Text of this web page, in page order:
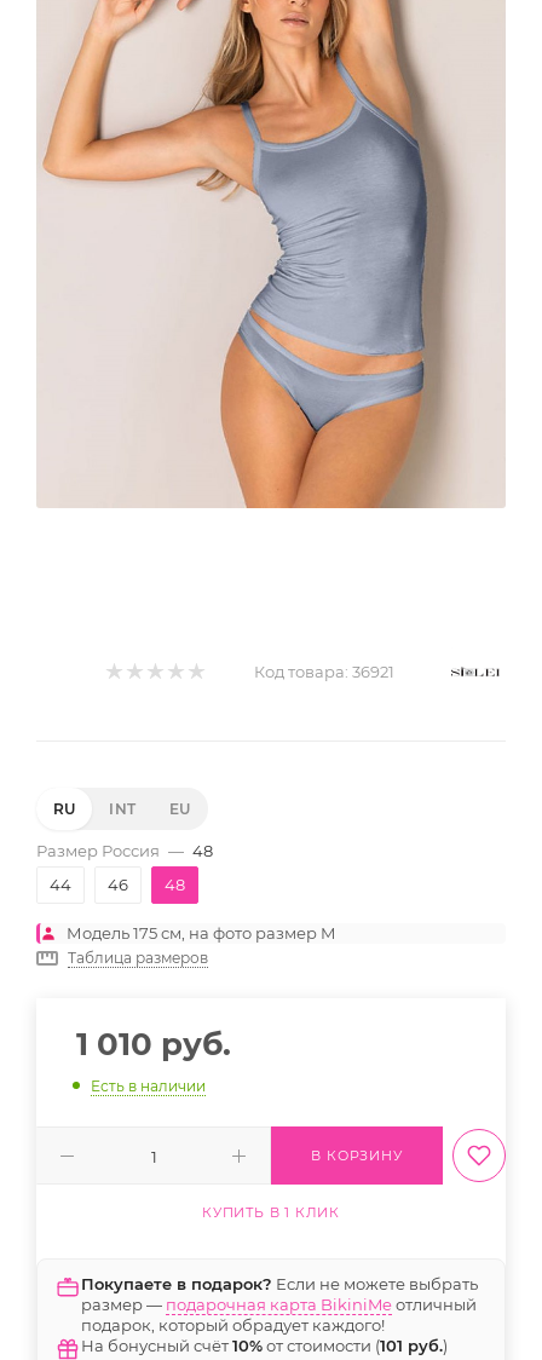
Код товара: 36921
RU INT EU
Размер Россия — 48
44
46 48
Модель 175 см, на фото размер M
Таблица размеров
1 010 руб.
Есть в наличии
В КОРЗИНУ
КУПИТЬ В 1 КЛИК
Покупаете в подарок? Если не можете выбрать
размер — подарочная карта BikiniMeотличный
подарок, который обрадует каждого!
На бонусный счёт10%от стоимости (101 руб.)